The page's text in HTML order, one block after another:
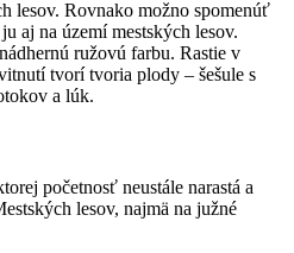
lesov. Rovnako možno spomenúť
aj na území mestských lesov.
ružovú farbu. Rastie v
tvorí tvoria plody – šešule s
a lúk.
početnosť neustále narastá a
lesov, najmä na južné